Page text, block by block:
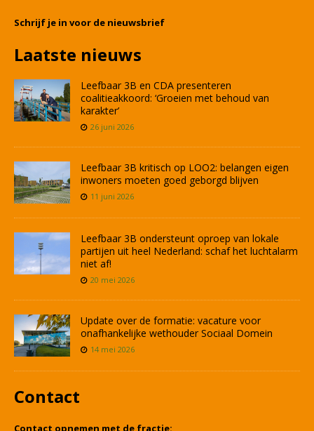
Schrijf je in voor de nieuwsbrief
Laatste nieuws
Leefbaar 3B en CDA presenteren
coalitieakkoord: ‘Groeien met behoud van
karakter’
26 juni 2026
Leefbaar 3B kritisch op LOO2: belangen eigen
inwoners moeten goed geborgd blijven
11 juni 2026
Leefbaar 3B ondersteunt oproep van lokale
partijen uit heel Nederland: schaf het luchtalarm
niet af!
20 mei 2026
Update over de formatie: vacature voor
onafhankelijke wethouder Sociaal Domein
14 mei 2026
Contact
Contact opnemen met de fractie: